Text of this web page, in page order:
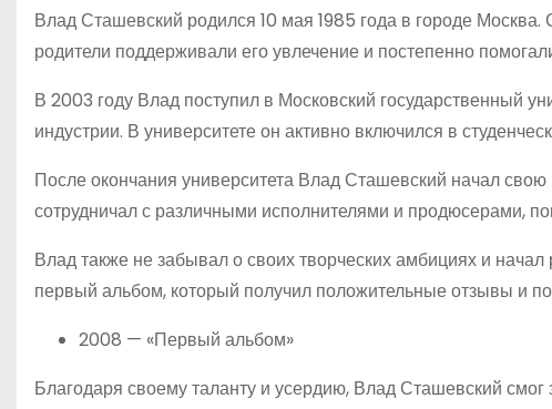
Влад Сташевский родился 10 мая 1985 года в городе Москва.
родители поддерживали его увлечение и постепенно
В 2003 году Влад поступил в Московский государственный
индустрии. В университете он активно включился в
После окончания университета Влад Сташевский начал
сотрудничал с различными исполнителями и продюсерами,
Влад также не забывал о своих творческих амбициях и
первый альбом, который получил положительные отзывы и
2008 — «Первый альбом»
Благодаря своему таланту и усердию, Влад Сташевский